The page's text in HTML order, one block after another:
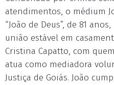
atendimentos, o médium
“João de Deus”, de 81
união estável em
Cristina Capatto, com
atua como mediadora
Justiça de Goiás. João